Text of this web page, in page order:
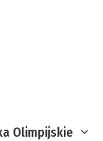
Olimpijskie